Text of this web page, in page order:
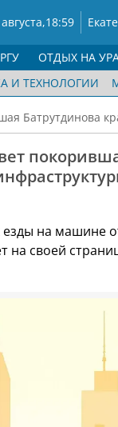
18:59
И ТЕХНОЛОГИИ
ОТДЫХ НА
Батрутдинова
на машине
на своей